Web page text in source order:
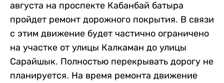
августа на проспекте Кабанбай батыра
пройдет ремонт дорожного покрытия. В связи
с этим движение будет частично ограничено
на участке от улицы Калкаман до улицы
Сарайшык. Полностью перекрывать дорогу не
планируется. На время ремонта движение